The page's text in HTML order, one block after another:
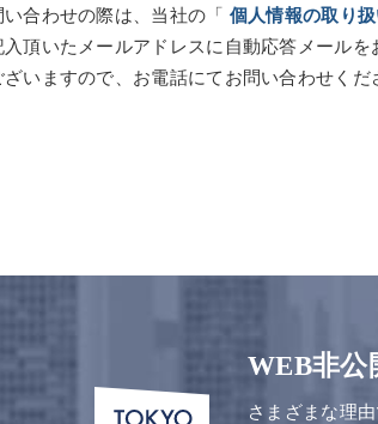
合わせの際は、当社の「 個人情報の取り
頂いたメールアドレスに自動応答メール
いますので、お電話にてお問い合わせくだ
WEB非公
さまざまな理